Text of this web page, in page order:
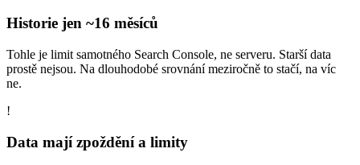
Historie jen ~16 měsíců
Tohle je limit samotného Search Console, ne serveru. Starší data
prostě nejsou. Na dlouhodobé srovnání meziročně to stačí, na víc
ne.
!
Data mají zpoždění a limity